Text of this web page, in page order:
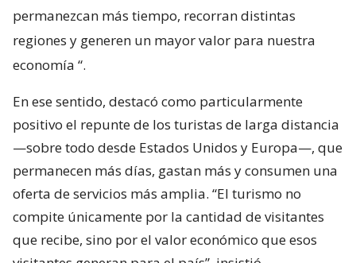
permanezcan más tiempo, recorran distintas
regiones y generen un mayor valor para nuestra
economía “.
En ese sentido, destacó como particularmente
positivo el repunte de los turistas de larga distancia
—sobre todo desde Estados Unidos y Europa—, que
permanecen más días, gastan más y consumen una
oferta de servicios más amplia. “El turismo no
compite únicamente por la cantidad de visitantes
que recibe, sino por el valor económico que esos